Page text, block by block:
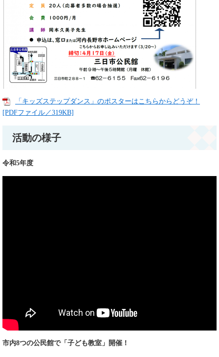
「キッズステップダンス」のポスターはこちらからどうぞ！
[PDFファイル／319KB]
活動の様子
令和5年度
市内8つの公民館で「子ども教室」開催！